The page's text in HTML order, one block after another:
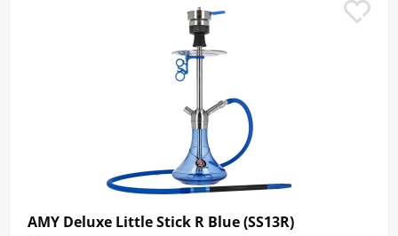
AMY Deluxe Little Stick R Blue (SS13R)